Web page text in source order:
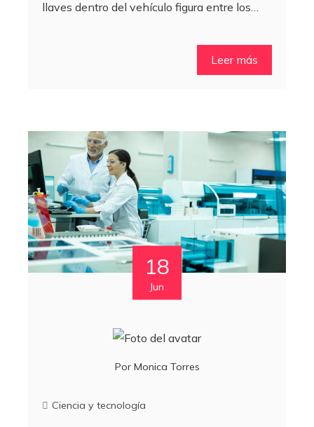
llaves dentro del vehículo figura entre los…
Leer más
18
Jun
Por Monica Torres
Ciencia y tecnología